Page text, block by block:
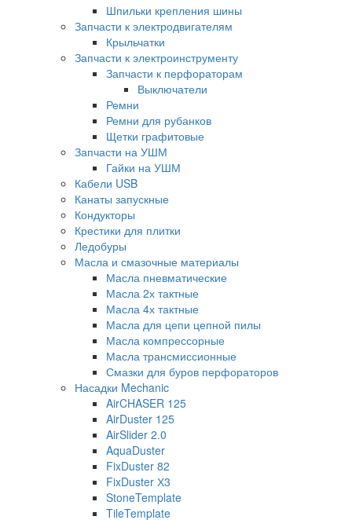
Шпильки крепления шины
Запчасти к электродвигателям
Крыльчатки
Запчасти к электроинструменту
Запчасти к перфораторам
Выключатели
Ремни
Ремни для рубанков
Щетки графитовые
Запчасти на УШМ
Гайки на УШМ
Кабели USB
Канаты запускные
Кондукторы
Крестики для плитки
Ледобуры
Масла и смазочные материалы
Масла пневматические
Масла 2х тактные
Масла 4х тактные
Масла для цепи цепной пилы
Масла компрессорные
Масла трансмиссионные
Смазки для буров перфораторов
Насадки Mechanic
AirCHASER 125
AirDuster 125
AirSlider 2.0
AquaDuster
FixDuster 82
FixDuster Х3
StoneTemplate
TileTemplate